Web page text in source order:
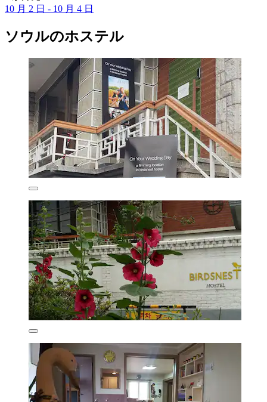
10 月 2 日 - 10 月 4 日
ソウルのホステル